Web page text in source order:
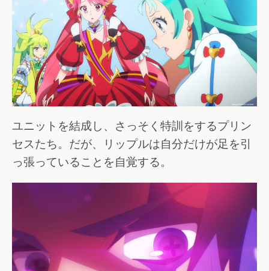
ユニットを結成し、さっそく特訓をするプリン
セスたち。だが、リップルは自分だけが足を引
っ張っていることを自覚する。